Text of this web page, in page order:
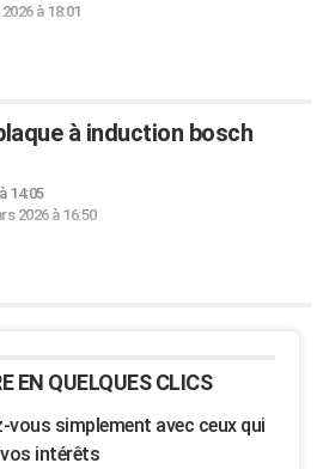
à 18:01
à induction bosch
14:05
2026 à 16:50
EN QUELQUES CLICS
vous simplement avec ceux qui
intérêts